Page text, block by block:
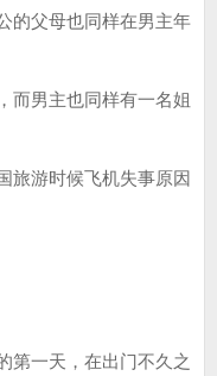
的父母也同样在男主年
而男主也同样有一名姐
旅游时候飞机失事原因
第一天，在出门不久之